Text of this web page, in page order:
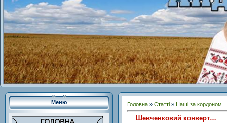
Меню Головна » Статті » Наші за кордоном
Шевченковий конверт…